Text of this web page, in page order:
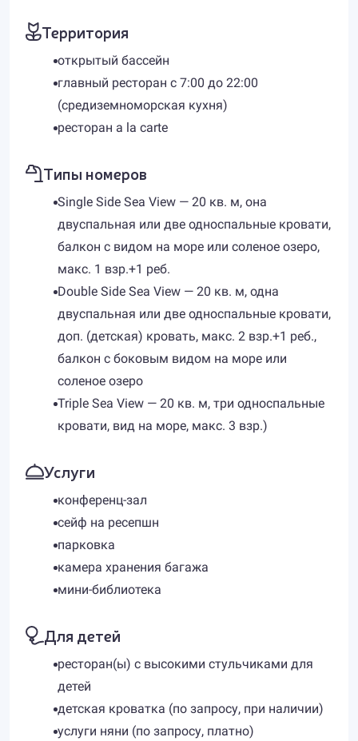
Территория
открытый бассейн
главный ресторан с 7:00 до 22:00
(средиземноморская кухня)
ресторан a la carte
Типы номеров
Single Side Sea View — 20 кв. м, она
двуспальная или две односпальные кровати,
балкон с видом на море или соленое озеро,
макс. 1 взр.+1 реб.
Double Side Sea View — 20 кв. м, одна
двуспальная или две односпальные кровати,
доп. (детская) кровать, макс. 2 взр.+1 реб.,
балкон с боковым видом на море или
соленое озеро
Triple Sea View — 20 кв. м, три односпальные
кровати, вид на море, макс. 3 взр.)
Услуги
конференц-зал
сейф на ресепшн
парковка
​камера хранения багажа
мини-библиотека
Для детей
ресторан(ы) с высокими стульчиками для
детей
детская кроватка (по запросу, при наличии)
услуги няни (по запросу, платно)